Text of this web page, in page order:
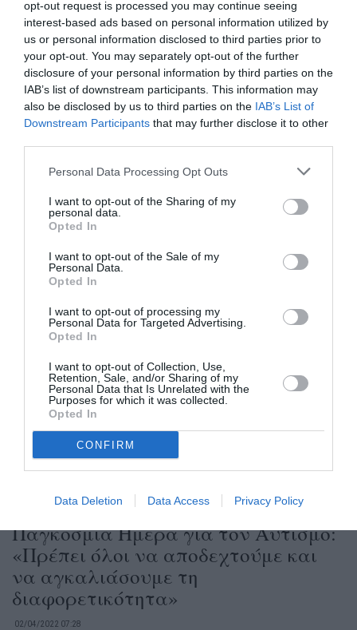
opt-out request is processed you may continue seeing
interest-based ads based on personal information utilized by
us or personal information disclosed to third parties prior to
your opt-out. You may separately opt-out of the further
disclosure of your personal information by third parties on the
IAB’s list of downstream participants. This information may
also be disclosed by us to third parties on the IAB’s List of
Downstream Participants that may further disclose it to other
Personal Data Processing Opt Outs
I want to opt-out of the Sharing of my
personal data.
Opted In
I want to opt-out of the Sale of my
Personal Data.
Opted In
I want to opt-out of processing my
Personal Data for Targeted Advertising.
Opted In
I want to opt-out of Collection, Use,
Retention, Sale, and/or Sharing of my
Personal Data that Is Unrelated with the
Purposes for which it was collected.
Opted In
CONFIRM
Data Deletion Data Access Privacy Policy
Ενημέρωση για τον αυτισμό στον
πεζόδρομο της Αριστομένους
Με αφορμή τη σημερινή ημέρα που είναι
αφιερωμένη στην ενημέρωση και την
ευαισθητοποίηση για τον αυτισμό,
πραγματοποιήθηκε ενημέρωση...
Παγκόσμια Ημέρα για τον Αυτισμό:
«Πρέπει όλοι να αποδεχτούμε και
να αγκαλιάσουμε τη
διαφορετικότητα»
02/04/2022 07:28